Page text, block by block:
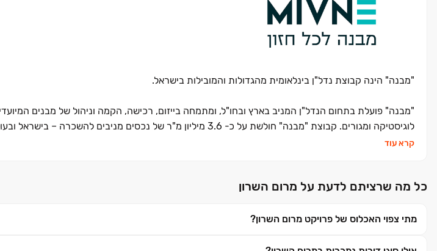
"מבנה" הינה קבוצת נדל"ן בינלאומית מהגדולות והמובילות בישראל.
"מבנה" פועלת בתחום הנדל"ן המניב בארץ ובחו"ל, ומתמחה בייזום, רכישה, הקמה וניהול של מבנים
לוגיסטיקה ומגורים. קבוצת "מבנה" חולשת על כ- 3.6 מיליון מ"ר של נכסים מניבים להשכרה – בישראל ובעולם כולו.
כ- 1.9 מיליון מ"ר. נכסים אלו מאוכלסים בידי כ 3,000- שוכרים, ופרוסים בישובים שונים ברחבי הארץ, ממטולה ועד אילת.
קרא עוד
כל מה שרציתם לדעת על מרום השרון
מתי צפוי האכלוס של פרויקט מרום השרון?